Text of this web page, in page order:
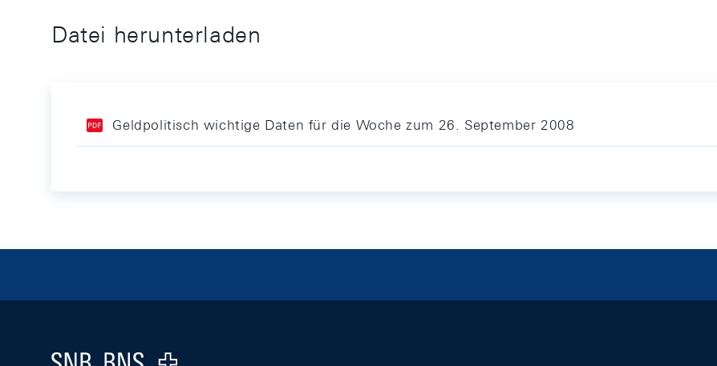
Datei herunterladen
Geldpolitisch wichtige Daten für die Woche zum 26. September 2008
Logo